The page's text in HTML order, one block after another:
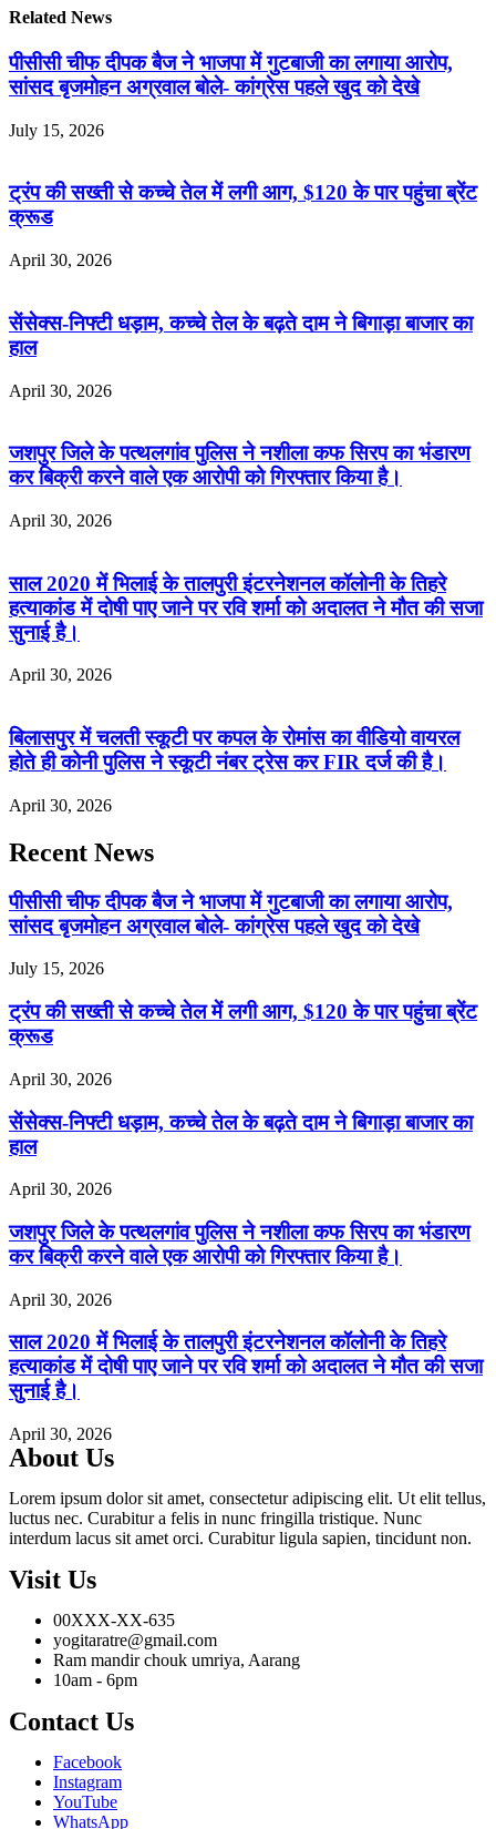
Related News
पीसीसी चीफ दीपक बैज ने भाजपा में गुटबाजी का लगाया आरोप,
सांसद बृजमोहन अग्रवाल बोले- कांग्रेस पहले खुद को देखे
July 15, 2026
ट्रंप की सख्ती से कच्चे तेल में लगी आग, $120 के पार पहुंचा ब्रेंट
क्रूड
April 30, 2026
सेंसेक्स-निफ्टी धड़ाम, कच्चे तेल के बढ़ते दाम ने बिगाड़ा बाजार का
हाल
April 30, 2026
जशपुर जिले के पत्थलगांव पुलिस ने नशीला कफ सिरप का भंडारण
कर बिक्री करने वाले एक आरोपी को गिरफ्तार किया है।
April 30, 2026
साल 2020 में भिलाई के तालपुरी इंटरनेशनल कॉलोनी के तिहरे
हत्याकांड में दोषी पाए जाने पर रवि शर्मा को अदालत ने मौत की सजा
सुनाई है।
April 30, 2026
बिलासपुर में चलती स्कूटी पर कपल के रोमांस का वीडियो वायरल
होते ही कोनी पुलिस ने स्कूटी नंबर ट्रेस कर FIR दर्ज की है।
April 30, 2026
Recent News
पीसीसी चीफ दीपक बैज ने भाजपा में गुटबाजी का लगाया आरोप,
सांसद बृजमोहन अग्रवाल बोले- कांग्रेस पहले खुद को देखे
July 15, 2026
ट्रंप की सख्ती से कच्चे तेल में लगी आग, $120 के पार पहुंचा ब्रेंट
क्रूड
April 30, 2026
सेंसेक्स-निफ्टी धड़ाम, कच्चे तेल के बढ़ते दाम ने बिगाड़ा बाजार का
हाल
April 30, 2026
जशपुर जिले के पत्थलगांव पुलिस ने नशीला कफ सिरप का भंडारण
कर बिक्री करने वाले एक आरोपी को गिरफ्तार किया है।
April 30, 2026
साल 2020 में भिलाई के तालपुरी इंटरनेशनल कॉलोनी के तिहरे
हत्याकांड में दोषी पाए जाने पर रवि शर्मा को अदालत ने मौत की सजा
सुनाई है।
April 30, 2026
About Us
Lorem ipsum dolor sit amet, consectetur adipiscing elit. Ut elit tellus,
luctus nec. Curabitur a felis in nunc fringilla tristique. Nunc
interdum lacus sit amet orci. Curabitur ligula sapien, tincidunt non.
Visit Us
00XXX-XX-635
yogitaratre@gmail.com
Ram mandir chouk umriya, Aarang
10am - 6pm
Contact Us
Facebook
Instagram
YouTube
WhatsApp